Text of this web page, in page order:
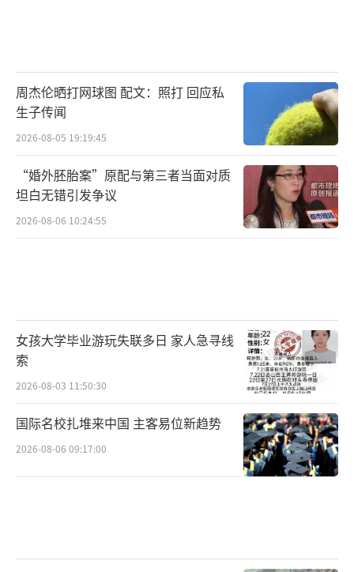
周杰伦晒打网球图 配文：照打 回应私
生子传闻
2026-08-05 19:19:45
“婚外胚胎案”原配与第三者当面对质
坦白无错引发争议
2026-08-06 10:24:55
女孩大学毕业游玩失联多日 家人急寻线
索
2026-08-03 11:50:30
国际名校扎堆来中国 主客易位新趋势
2026-08-06 09:17:00